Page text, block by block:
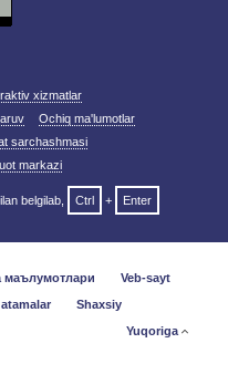
xizmatlar
Ochiq ma'lumotlar
sarchashmasi
markazi
belgilab, Ctrl +
Enter
маълумотлари
Veb-sayt
Shaxsiy
Yuqoriga